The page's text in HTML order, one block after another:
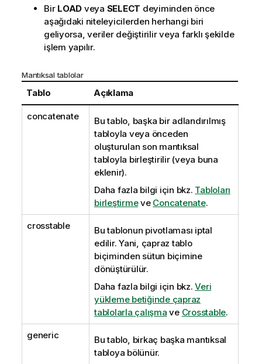
Bir LOAD veya SELECT deyiminden önce
aşağıdaki niteleyicilerden herhangi biri
geliyorsa, veriler değiştirilir veya farklı şekilde
işlem yapılır.
Mantıksal tablolar
Tablo Açıklama
concatenate
Bu tablo, başka bir adlandırılmış
tabloyla veya önceden
oluşturulan son mantıksal
tabloyla birleştirilir (veya buna
eklenir).
Daha fazla bilgi için bkz. Tabloları
birleştirmeve Concatenate.
crosstable
Bu tablonun pivotlaması iptal
edilir. Yani, çapraz tablo
biçiminden sütun biçimine
dönüştürülür.
Daha fazla bilgi için bkz.Veri
yükleme betiğinde çapraz
tablolarla çalışma ve Crosstable.
generic
Bu tablo, birkaç başka mantıksal
tabloya bölünür.